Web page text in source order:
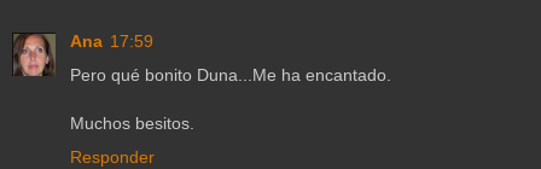
Ana 17:59
Pero qué bonito Duna...Me ha encantado.
Muchos besitos.
Responder